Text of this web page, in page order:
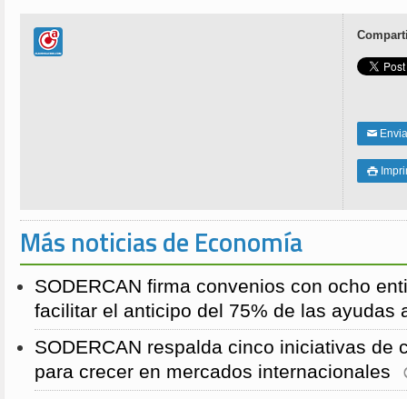
✉

Más noticias de Economía
SODERCAN firma convenios con ocho
facilitar el anticipo del 75% de las ayudas
SODERCAN respalda cinco iniciativas de
para crecer en mercados internacionales